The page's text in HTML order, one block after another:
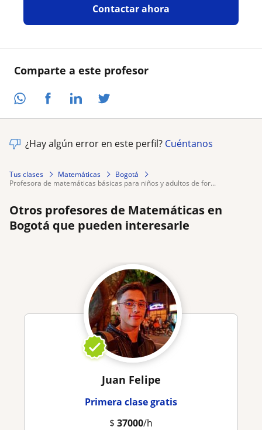
Comparte a este profesor
Contactar ahora
¿Hay algún error en este perfil? Cuéntanos
Tus clases Matemáticas
Bogotá
profesora de matemáticas básicas para niños y adultos de for...
Otros profesores de Matemáticas en
Bogotá que pueden interesarle
Juan Felipe
Primera clase gratis
$ 37000/h